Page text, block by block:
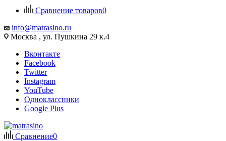
Сравнение товаров0
info@matrasino.ru
Москва , ул. Пушкина 29 к.4
Вконтакте
Facebook
Twitter
Instagram
YouTube
Одноклассники
Google Plus
Сравнение0